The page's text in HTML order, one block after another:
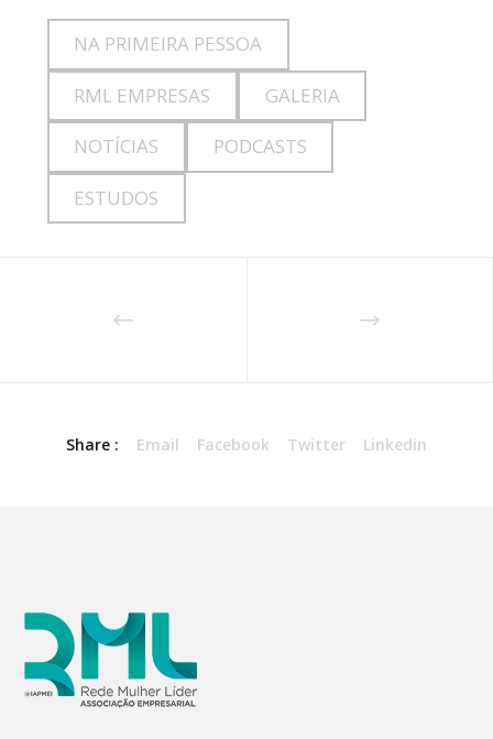
NA PRIMEIRA PESSOA
RML EMPRESAS GALERIA
NOTÍCIAS PODCASTS
ESTUDOS
Share : Email Facebook Twitter Linkedin